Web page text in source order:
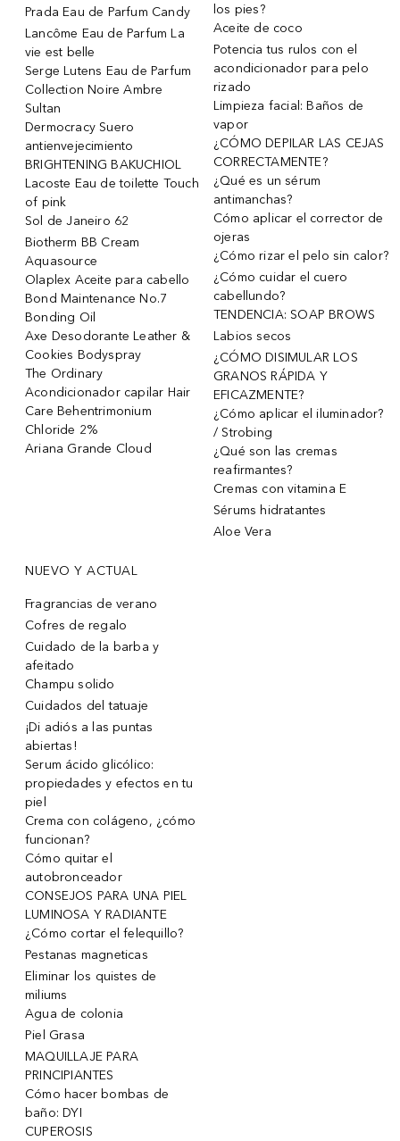
Prada Eau de Parfum Candy
Lancôme Eau de Parfum La
vie est belle
Serge Lutens Eau de Parfum
Collection Noire Ambre
Sultan
Dermocracy Suero
antienvejecimiento
BRIGHTENING BAKUCHIOL
Lacoste Eau de toilette Touch
of pink
Sol de Janeiro 62
Biotherm BB Cream
Aquasource
Olaplex Aceite para cabello
Bond Maintenance No.7
Bonding Oil
Axe Desodorante Leather &
Cookies Bodyspray
The Ordinary
Acondicionador capilar Hair
Care Behentrimonium
Chloride 2%
Ariana Grande Cloud
los pies?
Aceite de coco
Potencia tus rulos con el
acondicionador para pelo
rizado
Limpieza facial: Baños de
vapor
¿CÓMO DEPILAR LAS CEJAS
CORRECTAMENTE?
¿Qué es un sérum
antimanchas?
Cómo aplicar el corrector de
ojeras
¿Cómo rizar el pelo sin calor?
¿Cómo cuidar el cuero
cabellundo?
TENDENCIA: SOAP BROWS
Labios secos
¿CÓMO DISIMULAR LOS
GRANOS RÁPIDA Y
EFICAZMENTE?
¿Cómo aplicar el iluminador?
/ Strobing
¿Qué son las cremas
reafirmantes?
Cremas con vitamina E
Sérums hidratantes
Aloe Vera
NUEVO Y ACTUAL
Fragrancias de verano
Cofres de regalo
Cuidado de la barba y
afeitado
Champu solido
Cuidados del tatuaje
¡Di adiós a las puntas
abiertas!
Serum ácido glicólico:
propiedades y efectos en tu
piel
Crema con colágeno, ¿cómo
funcionan?
Cómo quitar el
autobronceador
CONSEJOS PARA UNA PIEL
LUMINOSA Y RADIANTE
¿Cómo cortar el felequillo?
Pestanas magneticas
Eliminar los quistes de
miliums
Agua de colonia
Piel Grasa
MAQUILLAJE PARA
PRINCIPIANTES
Cómo hacer bombas de
baño: DYI
CUPEROSIS